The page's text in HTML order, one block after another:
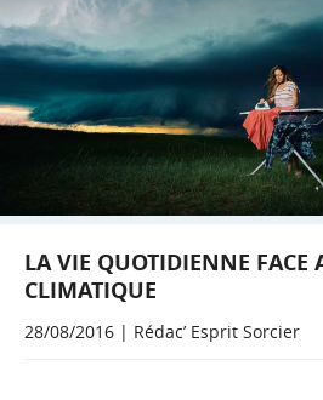
LA VIE QUOTIDIENNE FACE
CLIMATIQUE
28/08/2016 | Rédac’ Esprit Sorcier